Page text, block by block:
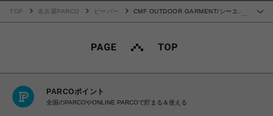
…
TOP 名古屋PARCO ビーバー
CMF OUTDOOR GARMENT/シーエム
PARCOポイント
全国のPARCOやONLINE PARCOで貯まる＆使える